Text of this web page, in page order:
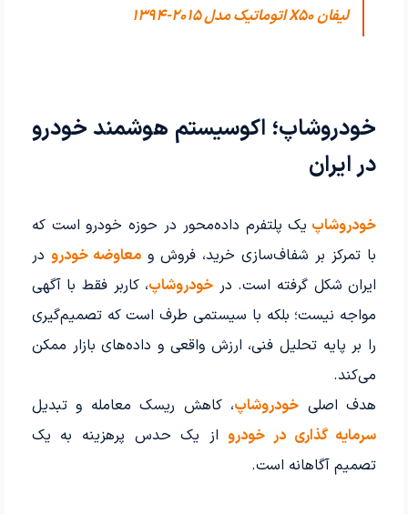
لیفان X50 اتوماتیک مدل 2015-1394
خودروشاپ؛ اکوسیستم هوشمند خودرو
در ایران
خودروشاپ یک پلتفرم داده‌محور در حوزه خودرو است که
با تمرکز بر شفاف‌سازی خرید، فروش ومعاوضه خودرو در
ایران شکل گرفته است. در خودروشاپ، کاربر فقط با آگهی
مواجه نیست؛ بلکه با سیستمی طرف است که تصمیم‌گیری
را بر پایه تحلیل فنی، ارزش واقعی و داده‌های بازار ممکن
می‌کند.
هدف اصلی خودروشاپ، کاهش ریسک معامله و تبدیل
سرمایه گذاری در خودرو از یک حدس پرهزینه به یک
تصمیم آگاهانه است.